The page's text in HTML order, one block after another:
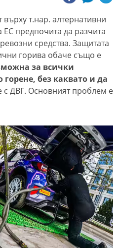
т.нар. алтернативни
предпочита да разчита
средства. Защитата
горива обаче също е
за всички
без каквато и да
с ДВГ. Основният проблем е